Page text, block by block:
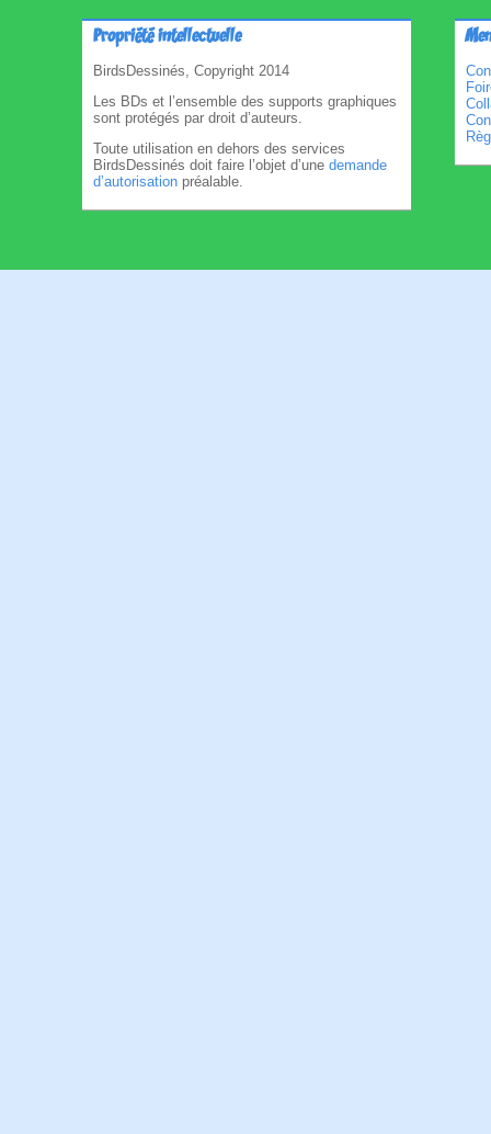
Propriété intellectuelle
BirdsDessinés, Copyright 2014
Les BDs et l’ensemble des supports graphiques
sont protégés par droit d’auteurs.
Toute utilisation en dehors des services
BirdsDessinés doit faire l’objet d’une demande
d’autorisation préalable.